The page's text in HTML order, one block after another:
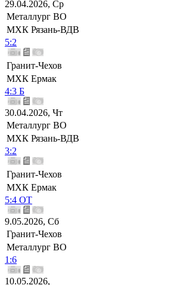
29.04.2026, Ср
Металлург ВО
МХК Рязань-ВДВ
5:2
Гранит-Чехов
МХК Ермак
4:3 Б
30.04.2026, Чт
Металлург ВО
МХК Рязань-ВДВ
3:2
Гранит-Чехов
МХК Ермак
5:4 ОТ
9.05.2026, Сб
Гранит-Чехов
Металлург ВО
1:6
10.05.2026,